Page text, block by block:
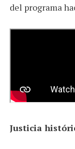
del programa
Justicia